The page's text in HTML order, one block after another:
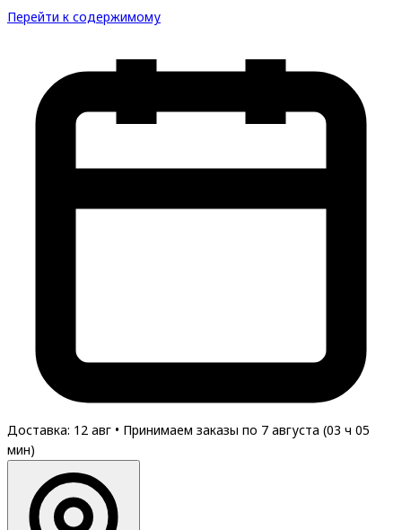
Перейти к содержимому
Доставка: 12 авг • Принимаем заказы по 7 августа (03 ч 05
мин)